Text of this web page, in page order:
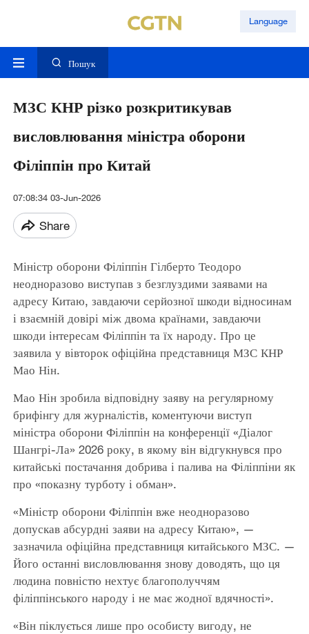
Language
Пошук
МЗС КНР різко розкритикував
висловлювання міністра оборони
Філіппін про Китай
07:08:34 03-Jun-2026
Share
Міністр оборони Філіппін Гілберто Теодоро
неодноразово виступав з безглуздими заявами на
адресу Китаю, завдаючи серйозної шкоди відносинам
і взаємній довірі між двома країнами, завдаючи
шкоди інтересам Філіппін та їх народу. Про це
заявила у вівторок офіційна представниця МЗС КНР
Мао Нін.
Мао Нін зробила відповідну заяву на регулярному
брифінгу для журналістів, коментуючи виступ
міністра оборони Філіппін на конференції «Діалог
Шангрі-Ла» 2026 року, в якому він відгукнувся про
китайські постачання добрива і палива на Філіппіни як
про «показну турботу і обман».
«Міністр оборони Філіппін вже неодноразово
допускав абсурдні заяви на адресу Китаю», —
зазначила офіційна представниця китайського МЗС. —
Його останні висловлювання знову доводять, що ця
людина повністю нехтує благополуччям
філіппінського народу і не має жодної вдячності».
«Він піклується лише про особисту вигоду, не